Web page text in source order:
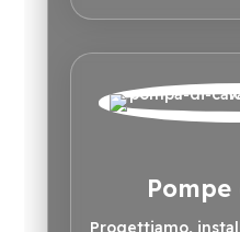
Progettiamo,